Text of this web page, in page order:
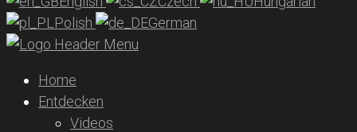
Polish
German
Home
Entdecken
Videos